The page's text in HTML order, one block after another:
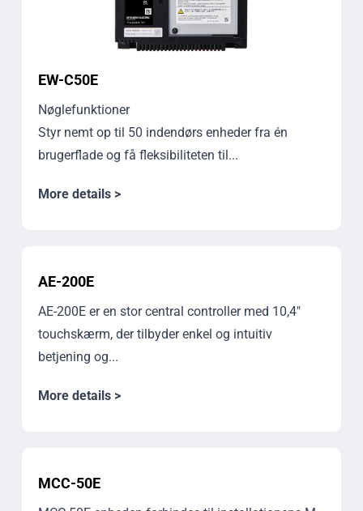
EW-C50E
Nøglefunktioner
Styr nemt op til 50 indendørs enheder fra én
brugerflade og få fleksibiliteten til...
More details >
AE-200E
AE-200E er en stor central controller med 10,4"
touchskærm, der tilbyder enkel og intuitiv
betjening og...
More details >
MCC-50E